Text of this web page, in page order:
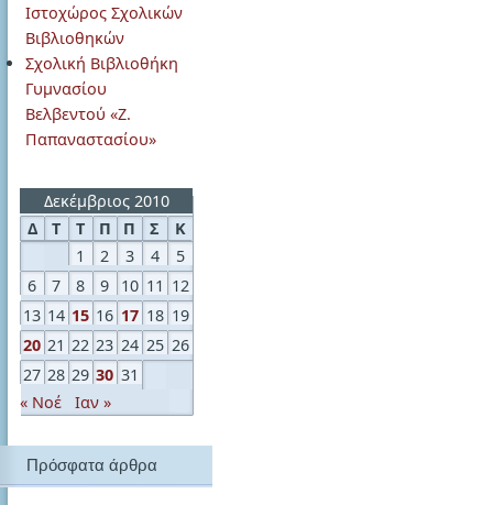
Ιστοχώρος Σχολικών
Βιβλιοθηκών
Σχολική Βιβλιοθήκη
Γυμνασίου
Βελβεντού «Ζ.
Παπαναστασίου»
Δεκέμβριος 2010
Δ
Τ Τ Π Π Σ
Κ
1
2 3 4
5
6
7 8 9 10 11 12
13 14 15 16 17 18 19
20 21 22 23 24 25 26
27 28 29 30 31
« Νοέ
Ιαν »
Πρόσφατα άρθρα